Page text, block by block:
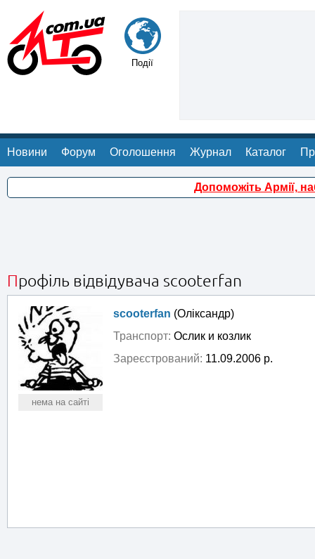
Події
Новини Форум Оголошення Журнал Каталог
Допоможіть Армії,
Профіль відвідувача scooterfan
нема на сайті
scooterfan (Оліксандр)
Транспорт: Ослик и козлик
Зареєстрований: 11.09.2006 р.